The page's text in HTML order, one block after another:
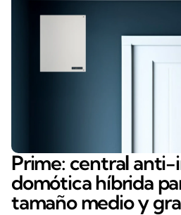
Prime: central
domótica híbrida
tamaño medio y